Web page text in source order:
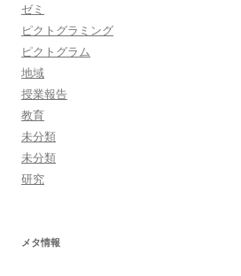
ゼミ
ピクトグラミング
ピクトグラム
地域
授業報告
教育
未分類
未分類
研究
メタ情報